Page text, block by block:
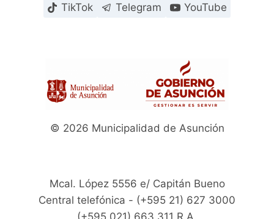
TikTok
Telegram YouTube
© 2026 Municipalidad de Asunción
Mcal. López 5556 e/ Capitán Bueno
Central telefónica - (+595 21) 627 3000
(+595.021) 663 311 R.A.